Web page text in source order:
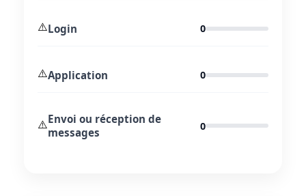
⚠️Login 0
⚠️Application 0
⚠️Envoi ou réception de
messages
0